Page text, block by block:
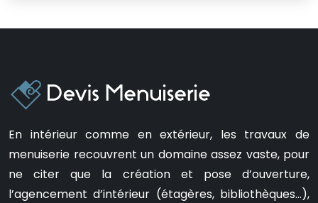
En intérieur comme en extérieur, les travaux de
menuiserie recouvrent un domaine assez vaste, pour
ne citer que la création et pose d’ouverture,
l’agencement d’intérieur (étagères, bibliothèques…),